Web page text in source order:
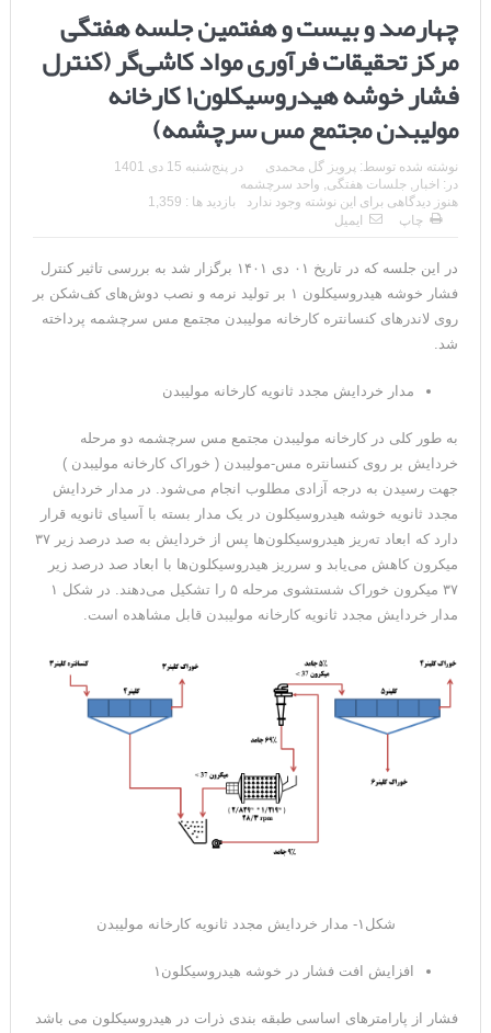
چهارصد و بیست و هفتمین جلسه هفتگی
مرکز تحقیقات فرآوری مواد کاشی‌گر (کنترل
فشار خوشه هیدروسیکلون۱ کارخانه
مولیبدن مجتمع مس سرچشمه)
نوشته شده توسط: پرویز گل محمدی در پنج‌شنبه 15 دی 1401
در: اخبار , جلسات هفتگی, واحد سرچشمه
هنوز دیدگاهی برای این نوشته وجود ندارد
بازدید ها : 1,359
چاپ
ایمیل
در این جلسه که در تاریخ ۰۱ دی ۱۴۰۱ برگزار شد به بررسی تاثیر کنترل
فشار خوشه هیدروسیکلون ۱ بر تولید نرمه و نصب دوش‌های کف‌شکن بر
روی لاندرهای کنسانتره کارخانه مولیبدن مجتمع مس سرچشمه پرداخته
شد.
مدار خردایش مجدد ثانویه کارخانه مولیبدن
به طور کلی در کارخانه مولیبدن مجتمع مس سرچشمه دو مرحله
خردایش بر روی کنسانتره مس-مولیبدن ( خوراک کارخانه مولیبدن )
جهت رسیدن به درجه آزادی مطلوب انجام می‌شود. در مدار خردایش
مجدد ثانویه خوشه‌ هیدروسیکلون در یک مدار بسته با آسیای ثانویه قرار
دارد که ابعاد ته­‌ریز هیدروسیکلون­‌ها پس از خردایش به صد درصد زیر ۳۷
میکرون کاهش می‌­یابد و سرریز هیدروسیکلون­‌ها با ابعاد صد درصد زیر
۳۷ میکرون خوراک شستشوی مرحله ۵ را تشکیل می‌­دهند. در شکل ۱
مدار خردایش مجدد ثانویه کارخانه مولیبدن قابل مشاهده است.
شکل۱- مدار خردایش مجدد ثانویه کارخانه مولیبدن
افزایش افت فشار در خوشه هیدروسیکلون۱
فشار از پارامترهای اساسی طبقه­ بندی ذرات در هیدروسیکلون می ­باشد